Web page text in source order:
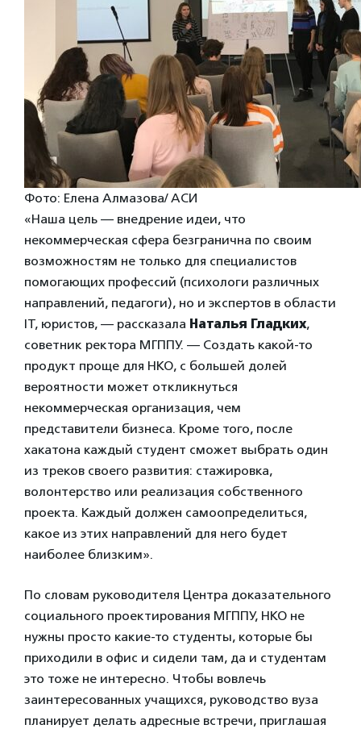
Фото: Елена Алмазова/ АСИ
«Наша цель — внедрение идеи, что
некоммерческая сфера безгранична по своим
возможностям не только для специалистов
помогающих профессий (психологи различных
направлений, педагоги), но и экспертов в области
IT, юристов, — рассказала Наталья Гладких,
советник ректора МГППУ. — Создать какой-то
продукт проще для НКО, с большей долей
вероятности может откликнуться
некоммерческая организация, чем
представители бизнеса. Кроме того, после
хакатона каждый студент сможет выбрать один
из треков своего развития: стажировка,
волонтерство или реализация собственного
проекта. Каждый должен самоопределиться,
какое из этих направлений для него будет
наиболее близким».
По словам руководителя Центра доказательного
социального проектирования МГППУ, НКО не
нужны просто какие-то студенты, которые бы
приходили в офис и сидели там, да и студентам
это тоже не интересно. Чтобы вовлечь
заинтересованных учащихся, руководство вуза
планирует делать адресные встречи, приглашая